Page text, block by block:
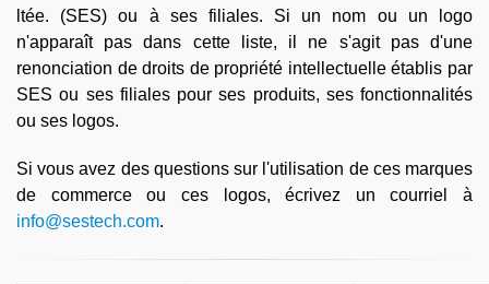
ltée. (SES) ou à ses filiales. Si un nom ou un logo
n'apparaît pas dans cette liste, il ne s'agit pas d'une
renonciation de droits de propriété intellectuelle établis par
SES ou ses filiales pour ses produits, ses fonctionnalités
ou ses logos.
Si vous avez des questions sur l'utilisation de ces marques
de commerce ou ces logos, écrivez un courriel à
info@sestech.com.